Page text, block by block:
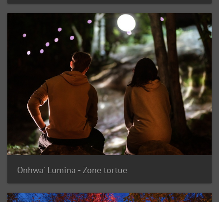
Onhwa' Lumina - Zone tortue